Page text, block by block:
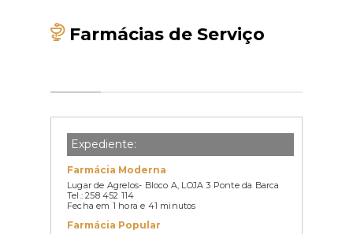
Farmácias de Serviço
Expediente:
Farmácia Moderna
Lugar de Agrelos- Bloco A, LOJA 3 Ponte da Barca
Tel.: 258 452 114
Fecha em 1 hora e 41 minutos
Farmácia Popular